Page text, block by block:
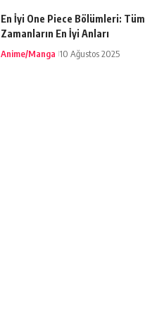
En İyi One Piece Bölümleri: Tüm
Zamanların En İyi Anları
Anime/Manga 10 Ağustos 2025